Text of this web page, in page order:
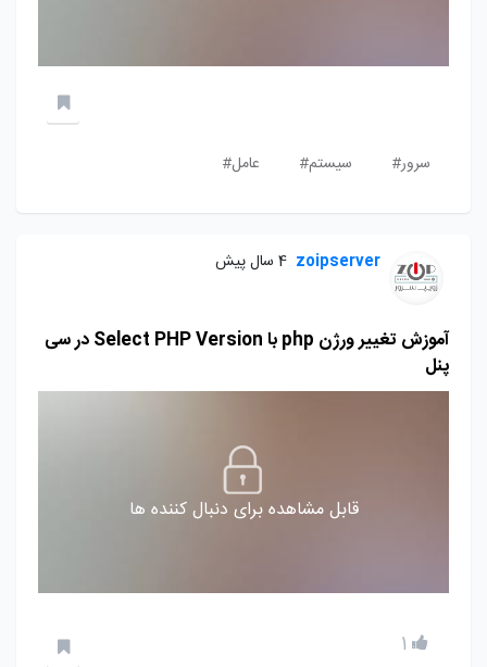
سرور# سیستم# عامل#
zoipserver 4 سال پیش
آموزش تغییر ورژن php با Select PHP Version در سی
پنل
قابل مشاهده برای دنبال کننده ها
1